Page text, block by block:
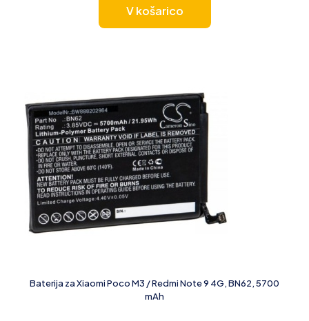
V košarico
Baterija za Xiaomi Poco M3 / Redmi Note 9 4G, BN62, 5700
mAh